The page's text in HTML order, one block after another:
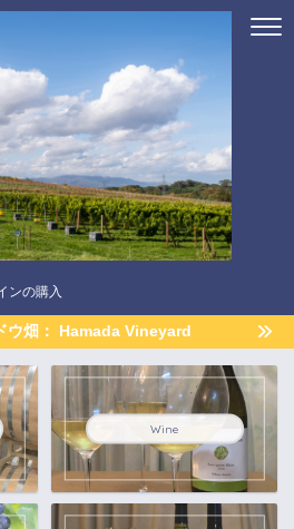
ンの購入
ウ畑： Hamada Vineyard
Wine